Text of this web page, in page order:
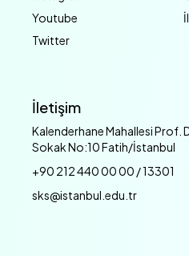
Youtube
Twitter
İletişim
Kalenderhane Mahallesi Prof.
Sokak No:10 Fatih/İstanbul
+90 212 440 00 00 / 13301
sks@istanbul.edu.tr